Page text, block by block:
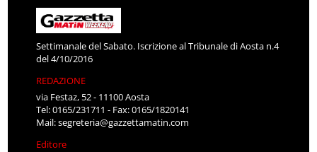
Settimanale del Sabato. Iscrizione al Tribunale di Aosta n.4
del 4/10/2016
REDAZIONE
via Festaz, 52 - 11100 Aosta
Tel: 0165/231711 - Fax: 0165/1820141
Mail:segreteria@gazzettamatin.com
Editore